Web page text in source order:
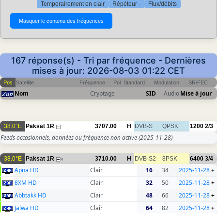
Temporairement en clair
Répéteur - Flux/débits
167 réponse(s) - Tri par fréquence - Dernières
mises à jour: 2026-08-03 01:22 CET
Pos Satellite Fréquence Pol Standard Modulation SR/FEC
Nom Cryptage SID AudioMise à jour
38.0°E Paksat 1R 3707.00 H DVB-S QPSK 1200 2/3
Feeds occasionnels, données ou fréquence non active(2025-11-28)
38.0°E Paksat 1R 4 3710.00 H DVB-S2 8PSK 6400 3/4
Apna HD Clair 16 34 2025-11-28+
8XM HD
Clair 32 50 2025-11-28+
Abbtakk HD
Clair 48 66 2025-11-28+
Jalwa HD
Clair 64 82 2025-11-28+